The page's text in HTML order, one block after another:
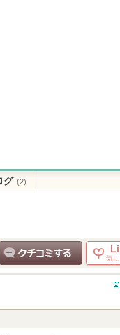
グ (2)
クチコミする
気